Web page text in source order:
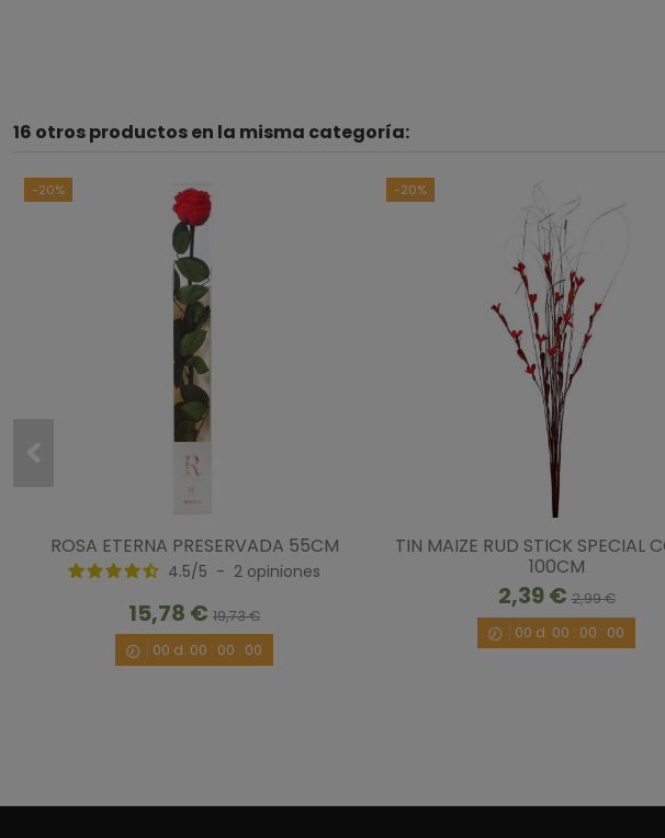
16 otros productos en la misma categoría:
-20%
ROSA ETERNA PRESERVADA 55CM
4.5/5 - 2 opiniones
15,78 € 19,73 €
00 d. 00 : 00 : 00
-20%
TIN MAIZE RUD STICK SPECIAL
100CM
2,39 €2,99 €
00 d. 00 : 00 : 00